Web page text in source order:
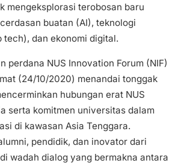
mengeksplorasi terobosan baru
buatan (AI), teknologi
tech), dan ekonomi digital.
perdana NUS Innovation Forum (NIF)
(24/10/2020) menandai tonggak
hubungan erat NUS
serta komitmen universitas dalam
di kawasan Asia Tenggara.
pendidik, dan inovator dari
wadah dialog yang bermakna antara